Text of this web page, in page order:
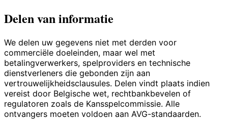
Delen van informatie
We delen uw gegevens niet met derden voor
commerciële doeleinden, maar wel met
betalingverwerkers, spelproviders en technische
dienstverleners die gebonden zijn aan
vertrouwelijkheidsclausules. Delen vindt plaats indien
vereist door Belgische wet, rechtbankbevelen of
regulatoren zoals de Kansspelcommissie. Alle
ontvangers moeten voldoen aan AVG-standaarden.